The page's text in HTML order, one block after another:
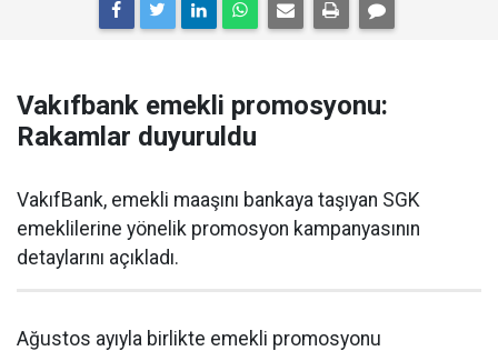
Vakıfbank emekli promosyonu:
Rakamlar duyuruldu
VakıfBank, emekli maaşını bankaya taşıyan SGK
emeklilerine yönelik promosyon kampanyasının
detaylarını açıkladı.
Ağustos ayıyla birlikte emekli promosyonu